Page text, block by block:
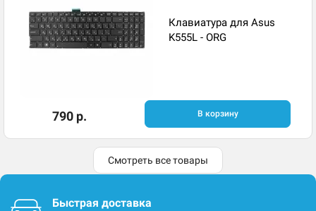
Клавиатура для Asus
K555L - ORG
790 р. В корзину
Смотреть все товары
Быстрая доставка